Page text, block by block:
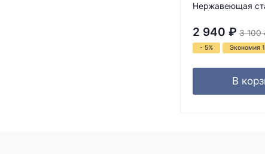
Нержавеющая
2 940 ₽ 3 100
- 5% Экономия
В